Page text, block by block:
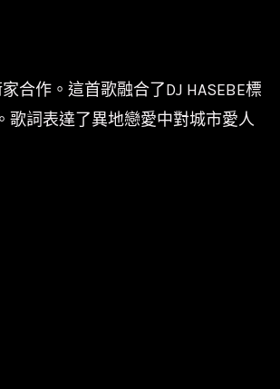
合作。這首歌融合了DJ HASEBE標
歌詞表達了異地戀愛中對城市愛人